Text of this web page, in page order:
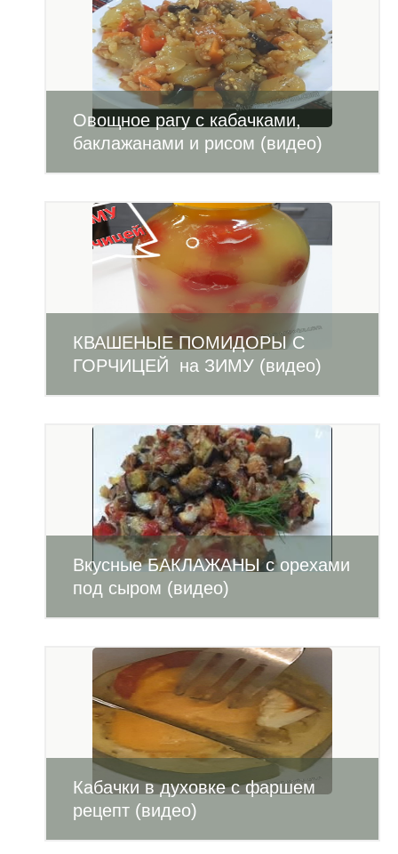
Овощное рагу с кабачками,
баклажанами и рисом (видео)
КВАШЕНЫЕ ПОМИДОРЫ С
ГОРЧИЦЕЙ на ЗИМУ (видео)
Вкусные БАКЛАЖАНЫ с орехами
под сыром (видео)
Кабачки в духовке с фаршем
рецепт (видео)